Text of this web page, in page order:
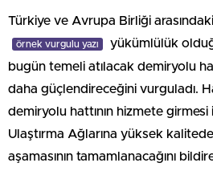
Türkiye ve Avrupa Birliği
örnek vurgulu yazı
yükümlülük
bugün temeli atılacak demiryolu
daha güçlendireceğini vurguladı.
demiryolu hattının hizmete
Ulaştırma Ağlarına yüksek
aşamasının tamamlanacağını